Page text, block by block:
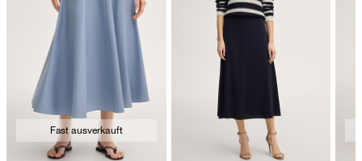
Fast ausverkauft